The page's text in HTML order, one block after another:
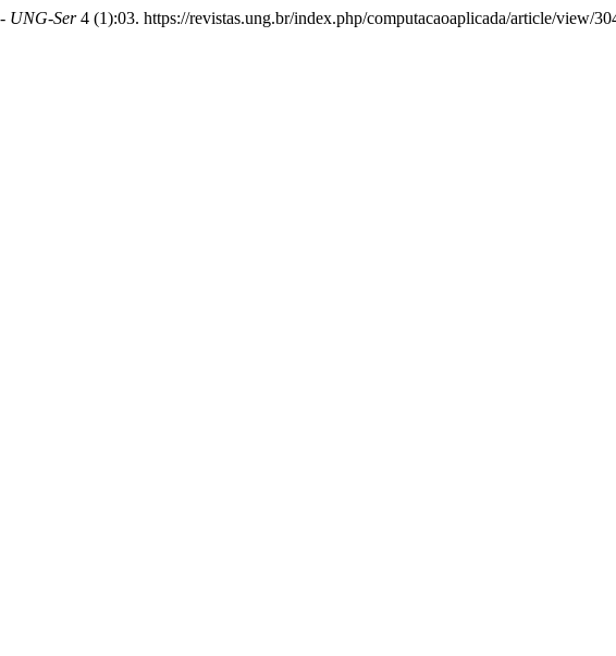
UNG-Ser4 (1):03. https://revistas.ung.br/index.php/computacaoaplicada/article/view/